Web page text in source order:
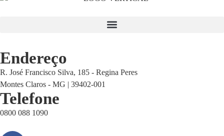
Endereço
R. José Francisco Silva, 185 - Regina Peres
Montes Claros - MG | 39402-001
Telefone
0800 088 1090